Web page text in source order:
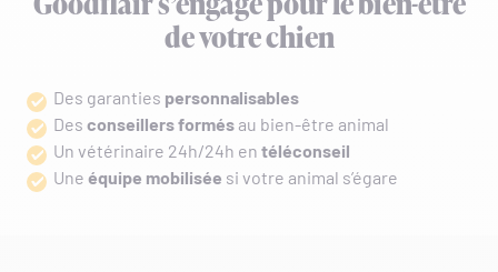
Goodflair s’engage pour le bien-être
de votre chien
Des garanties personnalisables
Des conseillers formés au bien-être animal
Un vétérinaire 24h/24h en téléconseil
Une équipe mobilisée si votre animal s’égare